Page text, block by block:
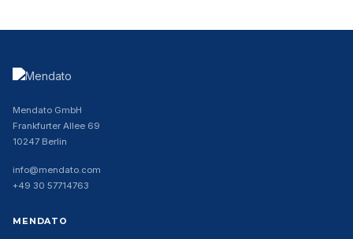
Mendato GmbH
Frankfurter Allee 69
10247 Berlin
info@mendato.com
+49 30 57714763
MENDATO